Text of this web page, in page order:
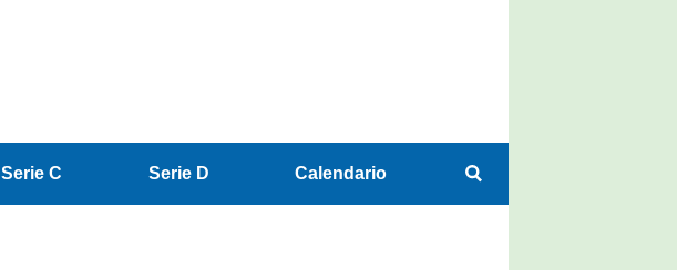
Serie C Serie D Calendario